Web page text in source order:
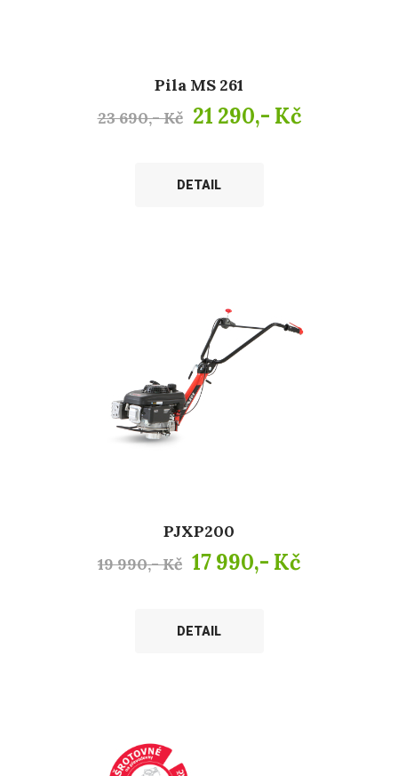
Pila MS 261
23 690,- Kč 21 290,- Kč
DETAIL
PJXP200
19 990,- Kč 17 990,- Kč
DETAIL